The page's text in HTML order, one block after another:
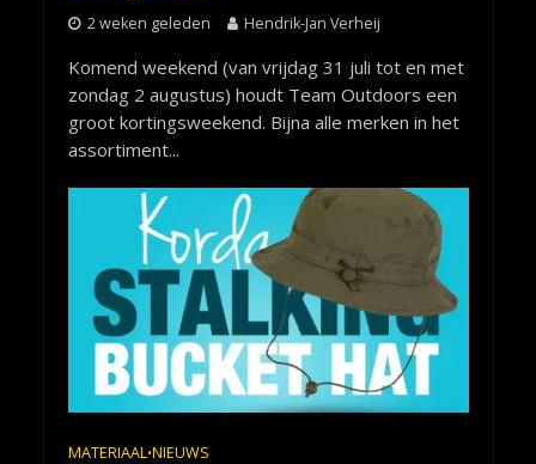
2 weken geleden Hendrik-Jan Verheij
Komend weekend (van vrijdag 31 juli tot en met
zondag 2 augustus) houdt Team Outdoors een
groot kortingsweekend. Bijna alle merken in het
assortiment...
MATERIAAL•NIEUWS